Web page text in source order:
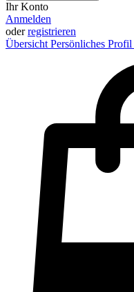
Ihr Konto
Anmelden
oderregistrieren
Übersicht Persönliches Profil